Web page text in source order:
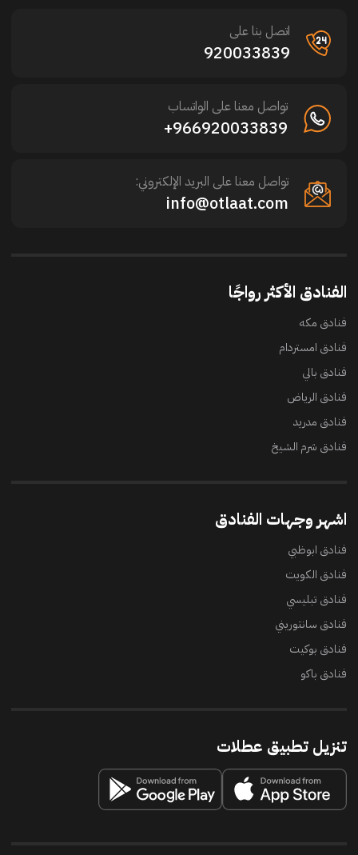
اتصل بنا على
920033839
تواصل معنا على الواتساب
966920033839+
تواصل معنا على البريد الإلكتروني:
info@otlaat.com
الفنادق الأكثر رواجًا
فنادق مكه
فنادق امستردام
فنادق بالي
فنادق الرياض
فنادق مدريد
فنادق شرم الشيخ
اشهر وجهات الفنادق
فنادق ابوظبي
فنادق الكويت
فنادق تبليسي
فنادق سانتوريني
فنادق بوكيت
فنادق باكو
تنزيل تطبيق عطلات